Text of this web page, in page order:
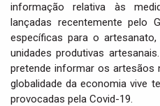
informação relativa às
lançadas recentemente pelo
específicas para o
unidades produtivas
pretende informar os artesãos
globalidade da economia vive
provocadas pela Covid-19.